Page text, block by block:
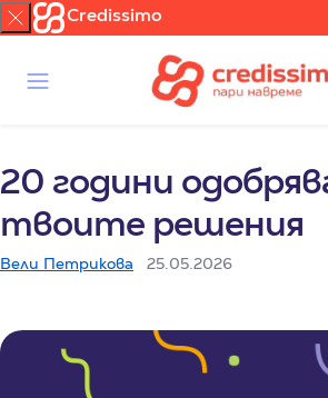
Credissimo
20 години
твоите решения
Вели Петрикова 25.05.2026